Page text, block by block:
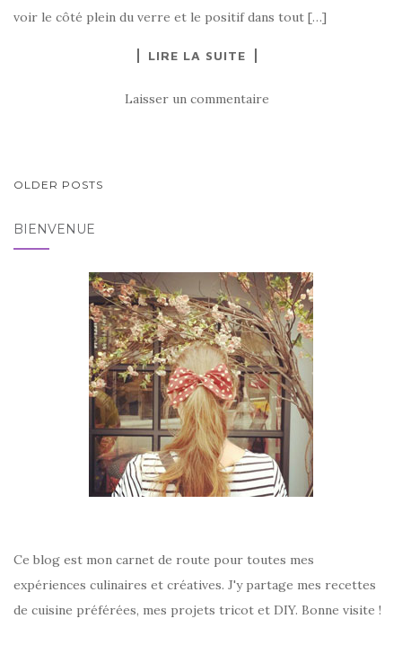
voir le côté plein du verre et le positif dans tout […]
LIRE LA SUITE
Laisser un commentaire
PAGINATION
ARTICLES
OLDER POSTS
BIENVENUE
Ce blog est mon carnet de route pour toutes mes
expériences culinaires et créatives. J'y partage mes recettes
de cuisine préférées, mes projets tricot et DIY. Bonne visite !